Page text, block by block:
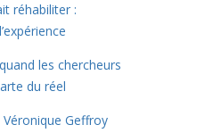
réhabiliter :
les chercheurs
du réel
Véronique Geffroy